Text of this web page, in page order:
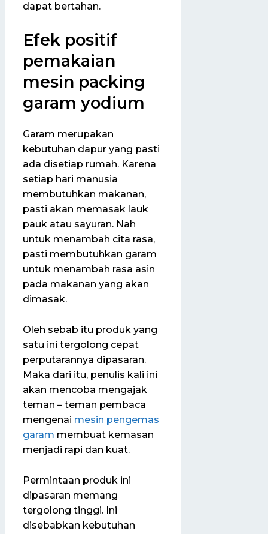
dapat bertahan.
Efek positif
pemakaian
mesin packing
garam yodium
Garam merupakan
kebutuhan dapur yang pasti
ada disetiap rumah. Karena
setiap hari manusia
membutuhkan makanan,
pasti akan memasak lauk
pauk atau sayuran. Nah
untuk menambah cita rasa,
pasti membutuhkan garam
untuk menambah rasa asin
pada makanan yang akan
dimasak.
Oleh sebab itu produk yang
satu ini tergolong cepat
perputarannya dipasaran.
Maka dari itu, penulis kali ini
akan mencoba mengajak
teman – teman pembaca
mengenai mesin pengemas
garam membuat kemasan
menjadi rapi dan kuat.
Permintaan produk ini
dipasaran memang
tergolong tinggi. Ini
disebabkan kebutuhan